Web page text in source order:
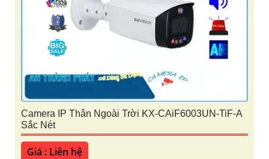
Camera IP Thân Ngoài Trời KX-CAiF6003UN-TiF-A
Sắc Nét
Giá : Liên hệ